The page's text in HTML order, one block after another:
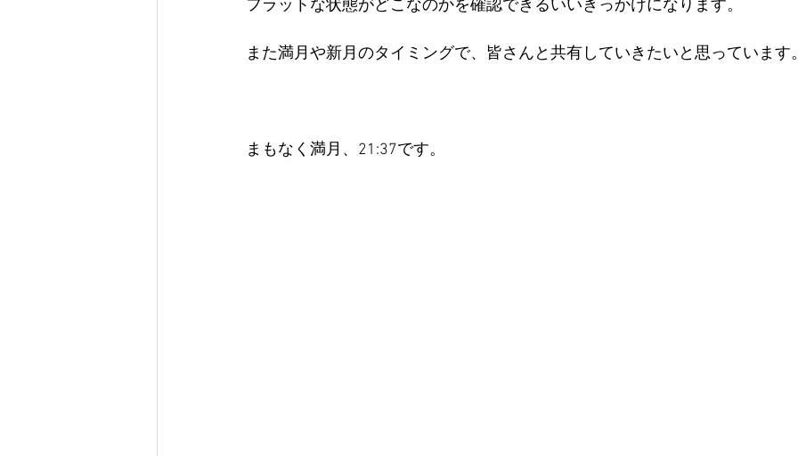
フラットな状態がどこなのかを確認できるいいきっかけになります。
また満月や新月のタイミングで、皆さんと共有していきたいと思っています
まもなく満月、21:37です。